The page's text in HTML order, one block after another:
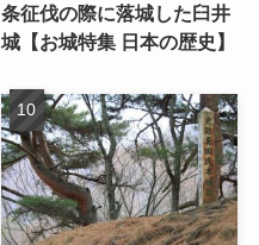
条征伐の際に落城した臼井
城【お城特集 日本の歴史】